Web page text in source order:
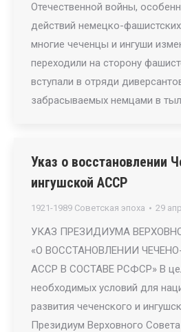
Отечественной войны,
действий немецко-
многие чеченцы и ингуши
переходили на сторону
вступали в отряди
забрасываемых немцами в
Указ о восстановлении
ингушской АССР
1921-1989 Советская эпоха 29
УКАЗ ПРЕЗИДИУМА
«О ВОССТАНОВЛЕНИИ
АССР В СОСТАВЕ РСФСР» В
необходимых условий для
развития чеченского и
Президиум Верховного